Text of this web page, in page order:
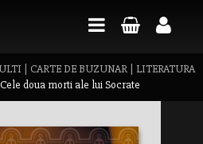
CARTE DE BUZUNAR
LITERATURA
Cele doua morti ale lui Socrate